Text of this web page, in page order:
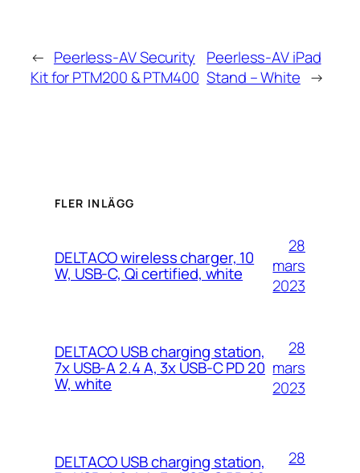
← Peerless-AV Security
Kit for PTM200 & PTM400
Peerless-AV iPad
Stand – White →
FLER INLÄGG
DELTACO wireless charger, 10
W, USB-C, Qi certified, white
28
mars
2023
DELTACO USB charging station,
7x USB-A 2.4 A, 3x USB-C PD 20
W, white
28
mars
2023
DELTACO USB charging station,
28